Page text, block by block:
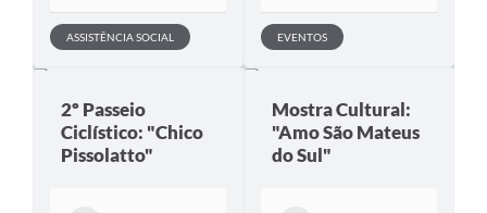
ASSISTÊNCIA SOCIAL EVENTOS
2º Passeio
Ciclístico: "Chico
Pissolatto"
Mostra Cultural:
"Amo São Mateus
do Sul"